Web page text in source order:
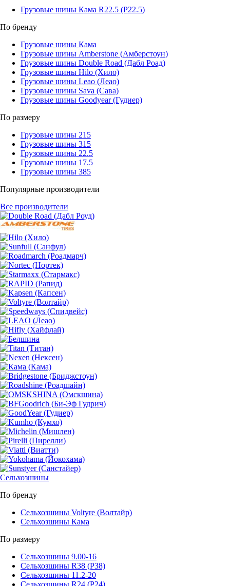
Грузовые шины Кама R22.5 (Р22.5)
По бренду
Грузовые шины Кама
Грузовые шины Amberstone (Амберстоун)
Грузовые шины Double Road (Дабл Роад)
Грузовые шины Hilo (Хило)
Грузовые шины Leao (Леао)
Грузовые шины Sava (Сава)
Грузовые шины Goodyear (Гудиер)
По размеру
Грузовые шины 215
Грузовые шины 315
Грузовые шины 22.5
Грузовые шины 17.5
Грузовые шины 385
Популярные производители
Все производители
Сельхозшины
По бренду
Сельхозшины Voltyre (Волтайр)
Сельхозшины Кама
По размеру
Сельхозшины 9.00-16
Сельхозшины R38 (Р38)
Сельхозшины 11.2-20
Сельхозшины R24 (Р24)